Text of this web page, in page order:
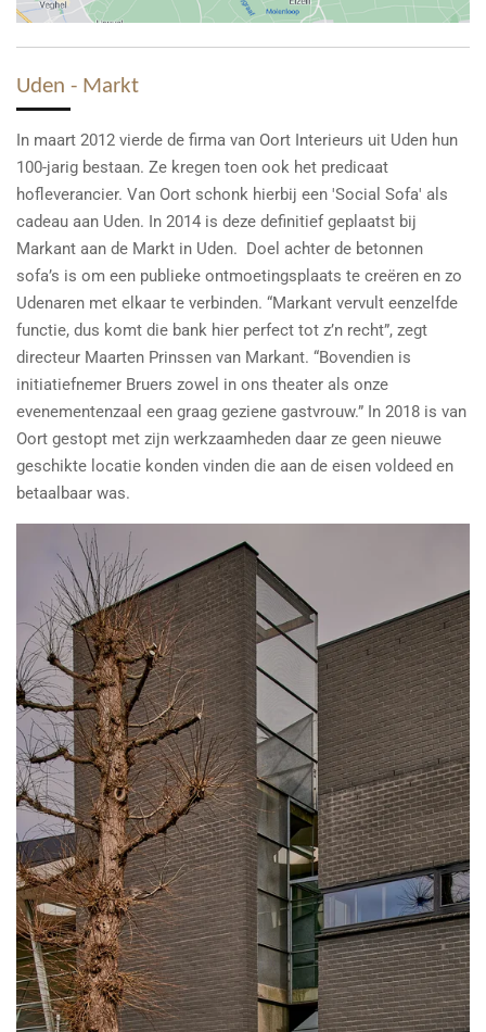
Uden - Markt
In maart 2012 vierde de firma van Oort Interieurs uit Uden hun
100-jarig bestaan. Ze kregen toen ook het predicaat
hofleverancier. Van Oort schonk hierbij een 'Social Sofa' als
cadeau aan Uden. In 2014 is deze definitief geplaatst bij
Markant aan de Markt in Uden. Doel achter de betonnen
sofa’s is om een publieke ontmoetingsplaats te creëren en zo
Udenaren met elkaar te verbinden. “Markant vervult eenzelfde
functie, dus komt die bank hier perfect tot z’n recht”, zegt
directeur Maarten Prinssen van Markant. “Bovendien is
initiatiefnemer Bruers zowel in ons theater als onze
evenementenzaal een graag geziene gastvrouw.” In 2018 is van
Oort gestopt met zijn werkzaamheden daar ze geen nieuwe
geschikte locatie konden vinden die aan de eisen voldeed en
betaalbaar was.